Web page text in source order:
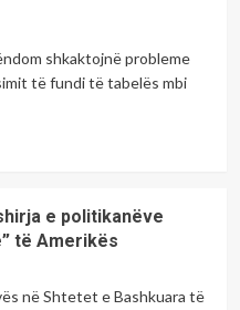
shkaktojnë probleme
të fundi të tabelës mbi
e politikanëve
të Amerikës
Shtetet e Bashkuara të